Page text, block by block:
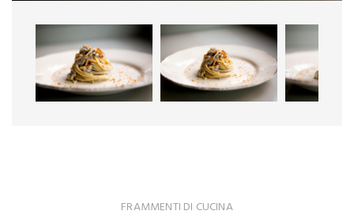
FRAMMENTI DI CUCINA